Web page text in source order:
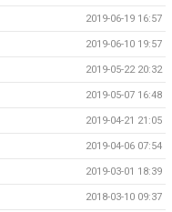
2019-06-19 16:57
2019-06-10 19:57
2019-05-22 20:32
2019-05-07 16:48
2019-04-21 21:05
2019-04-06 07:54
2019-03-01 18:39
2018-03-10 09:37